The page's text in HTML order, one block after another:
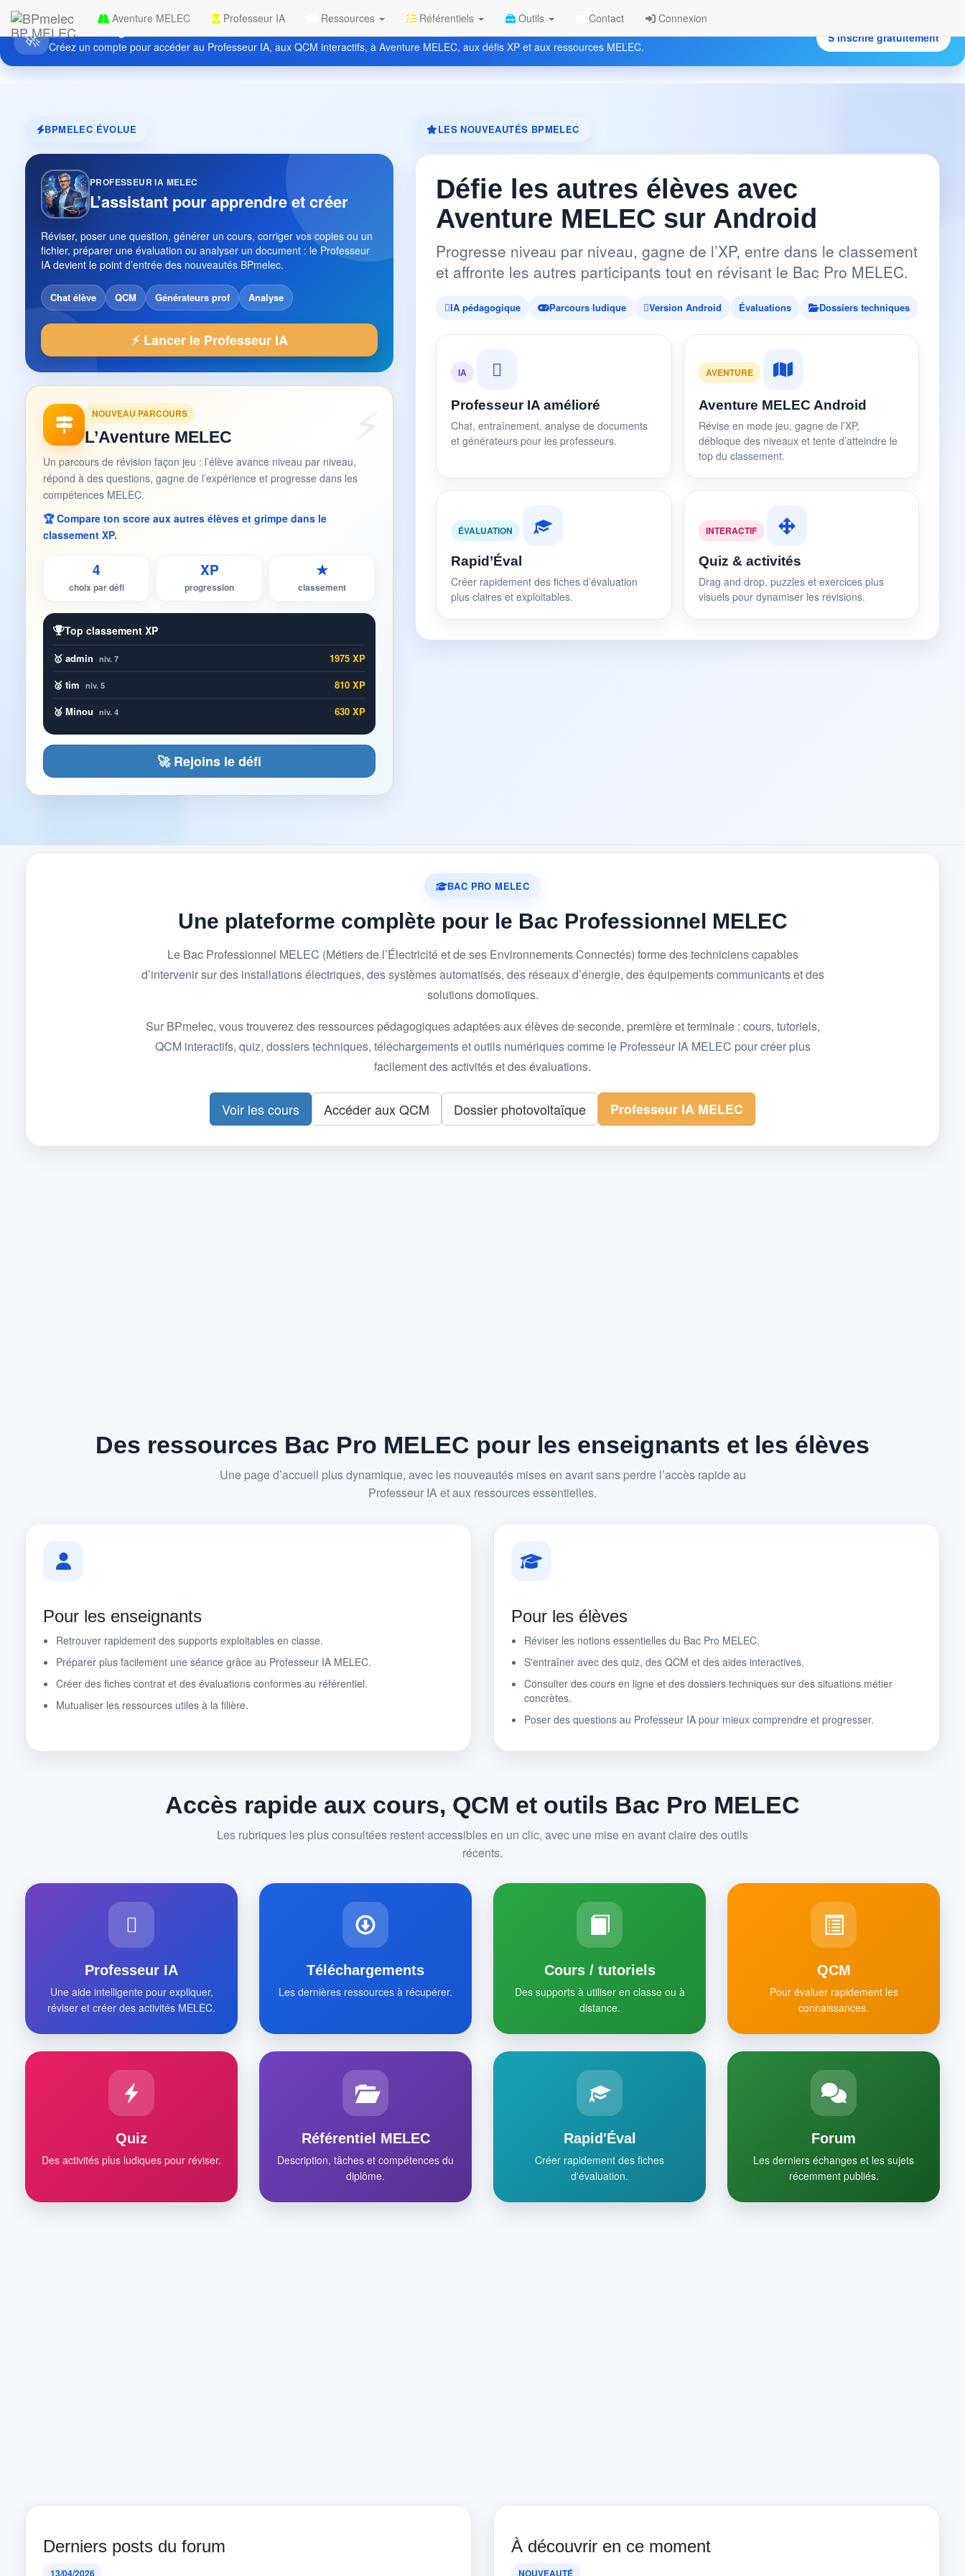
BP MELEC
Aventure MELEC Professeur IA Ressources Référentiels Outils Contact Connexion
🚀 Découvrez gratuitement BPmelec
Créez un compte pour accéder au Professeur IA, aux QCM interactifs, à Aventure MELEC, aux défis XP et aux ressources MELEC.
S’inscrire gratuitement
BPMELEC ÉVOLUE
PROFESSEUR IA MELEC
L’assistant pour apprendre et créer
Réviser, poser une question, générer un cours, corriger vos copies ou un
fichier, préparer une évaluation ou analyser un document : le Professeur
IA devient le point d’entrée des nouveautés BPmelec.
Chat élève QCM Générateurs prof Analyse
⚡ Lancer le Professeur IA
NOUVEAU PARCOURS
L’Aventure MELEC
Un parcours de révision façon jeu : l’élève avance niveau par niveau,
répond à des questions, gagne de l’expérience et progresse dans les
compétences MELEC.
🏆 Compare ton score aux autres élèves et grimpe dans le
classement XP.
4
choix par défi
XP
progression
★
classement
Top classement XP
🥇 admin niv. 7
1975 XP
🥈 tim niv. 5
810 XP
🥉 Minou niv. 4 630 XP
🚀 Rejoins le défi
LES NOUVEAUTÉS BPMELEC
Défie les autres élèves avec
Aventure MELEC sur Android
Progresse niveau par niveau, gagne de l’XP, entre dans le classement
et affronte les autres participants tout en révisant le Bac Pro MELEC.
IA pédagogique Parcours ludique Version Android Évaluations Dossiers techniques
IA
Professeur IA amélioré
Chat, entraînement, analyse de documents
et générateurs pour les professeurs.
AVENTURE
Aventure MELEC Android
Révise en mode jeu, gagne de l’XP,
débloque des niveaux et tente d’atteindre le
top du classement.
ÉVALUATION
Rapid’Éval
Créer rapidement des fiches d’évaluation
plus claires et exploitables.
INTERACTIF
Quiz & activités
Drag and drop, puzzles et exercices plus
visuels pour dynamiser les révisions.
BAC PRO MELEC
Une plateforme complète pour le Bac Professionnel MELEC
Le Bac Professionnel MELEC (Métiers de l’Électricité et de ses Environnements Connectés) forme des techniciens capables
d’intervenir sur des installations électriques, des systèmes automatisés, des réseaux d’énergie, des équipements communicants et des
solutions domotiques.
Sur BPmelec, vous trouverez des ressources pédagogiques adaptées aux élèves de seconde, première et terminale : cours, tutoriels,
QCM interactifs, quiz, dossiers techniques, téléchargements et outils numériques comme le Professeur IA MELEC pour créer plus
facilement des activités et des évaluations.
Voir les cours Accéder aux QCM Dossier photovoltaïque Professeur IA MELEC
Des ressources Bac Pro MELEC pour les enseignants et les élèves
Une page d’accueil plus dynamique, avec les nouveautés mises en avant sans perdre l’accès rapide au
Professeur IA et aux ressources essentielles.
Pour les enseignants
Retrouver rapidement des supports exploitables en classe.
Préparer plus facilement une séance grâce au Professeur IA MELEC.
Créer des fiches contrat et des évaluations conformes au référentiel.
Mutualiser les ressources utiles à la filière.
Pour les élèves
Réviser les notions essentielles du Bac Pro MELEC.
S'entraîner avec des quiz, des QCM et des aides interactives.
Consulter des cours en ligne et des dossiers techniques sur des situations métier
concrètes.
Poser des questions au Professeur IA pour mieux comprendre et progresser.
Accès rapide aux cours, QCM et outils Bac Pro MELEC
Les rubriques les plus consultées restent accessibles en un clic, avec une mise en avant claire des outils
récents.
Professeur IA
Une aide intelligente pour expliquer,
réviser et créer des activités MELEC.
Téléchargements
Les dernières ressources à récupérer.
Cours / tutoriels
Des supports à utiliser en classe ou à
distance.
QCM
Pour évaluer rapidement les
connaissances.
Quiz
Des activités plus ludiques pour réviser.
Référentiel MELEC
Description, tâches et compétences du
diplôme.
Rapid'Éval
Créer rapidement des fiches
d'évaluation.
Forum
Les derniers échanges et les sujets
récemment publiés.
Derniers posts du forum
13/04/2026
À découvrir en ce moment
NOUVEAUTÉ